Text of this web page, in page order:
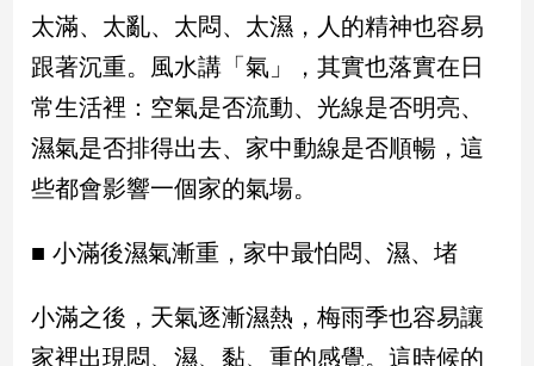
南
台
灣
觀
點
台
觀
太滿、太亂、太悶、太濕，人的精神也容易
跟著沉重。風水講「氣」，其實也落實在日
常生活裡：空氣是否流動、光線是否明亮、
濕氣是否排得出去、家中動線是否順暢，這
些都會影響一個家的氣場。
■ 小滿後濕氣漸重，家中最怕悶、濕、堵
小滿之後，天氣逐漸濕熱，梅雨季也容易讓
家裡出現悶、濕、黏、重的感覺。這時候的